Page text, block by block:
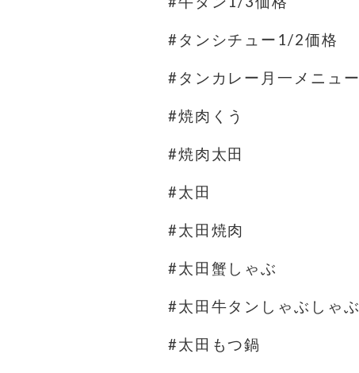
#タンシチュー1/2価格
#タンカレー月一メニュー
#焼肉くう
#焼肉太田
#太田
#太田焼肉
#太田蟹しゃぶ
#太田牛タンしゃぶしゃぶ
#太田もつ鍋